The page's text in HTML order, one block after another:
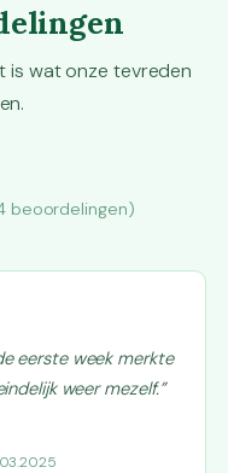
is wat onze tevreden
beoordelingen)
eerste week merkte
weer mezelf.”